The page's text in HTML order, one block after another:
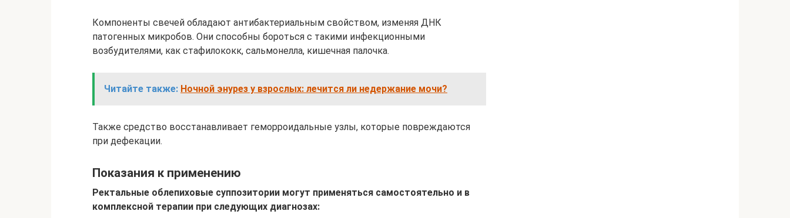
Компоненты свечей обладают антибактериальным свойством, изменяя ДНК
патогенных микробов. Они способны бороться с такими инфекционными
возбудителями, как стафилококк, сальмонелла, кишечная палочка.
Читайте также: Ночной энурез у взрослых: лечится ли недержание мочи?
Также средство восстанавливает геморроидальные узлы, которые повреждаются
при дефекации.
Показания к применению
Ректальные облепиховые суппозитории могут применяться самостоятельно и в
комплексной терапии при следующих диагнозах: